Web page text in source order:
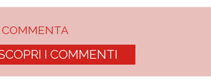
COMMENTA
I COMMENTI